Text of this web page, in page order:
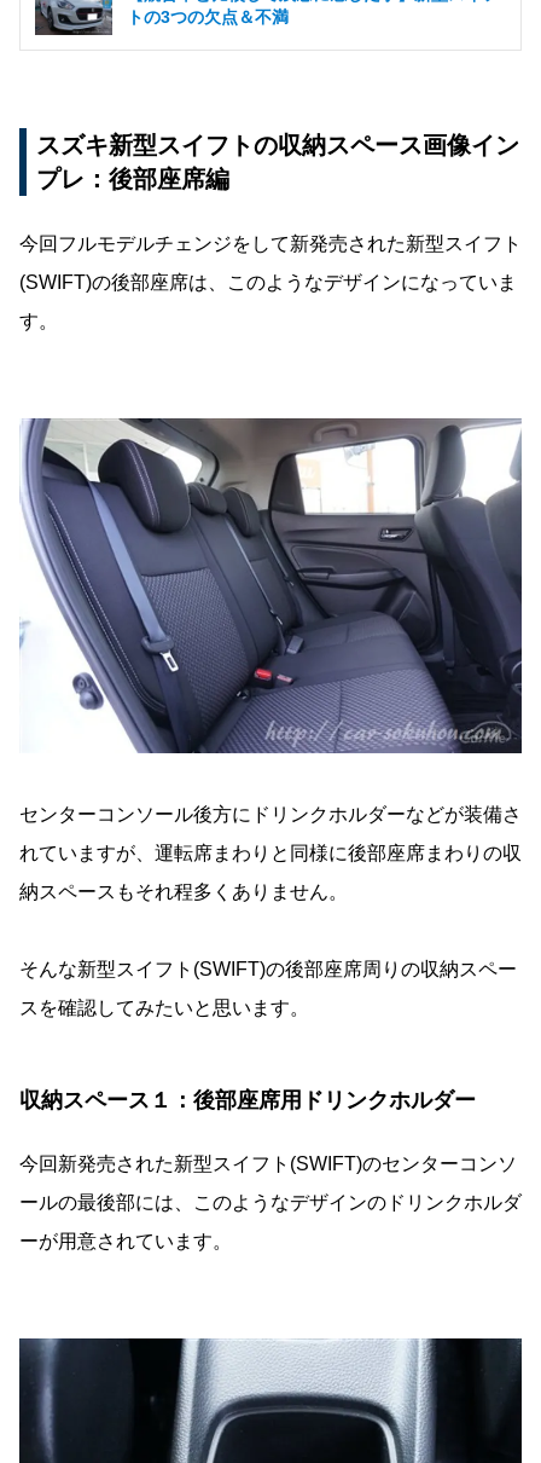
トの3つの欠点＆不満
スズキ新型スイフトの収納スペース画像イン
プレ：後部座席編
今回フルモデルチェンジをして新発売された新型スイフト
(SWIFT)の後部座席は、このようなデザインになっていま
す。
センターコンソール後方にドリンクホルダーなどが装備さ
れていますが、運転席まわりと同様に後部座席まわりの収
納スペースもそれ程多くありません。
そんな新型スイフト(SWIFT)の後部座席周りの収納スペー
スを確認してみたいと思います。
収納スペース１：後部座席用ドリンクホルダー
今回新発売された新型スイフト(SWIFT)のセンターコンソ
ールの最後部には、このようなデザインのドリンクホルダ
ーが用意されています。